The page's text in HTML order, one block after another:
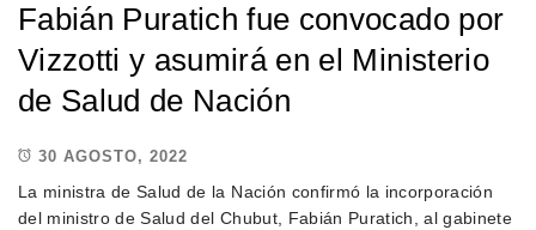
Fabián Puratich fue convocado por
Vizzotti y asumirá en el Ministerio
de Salud de Nación
30 AGOSTO, 2022
La ministra de Salud de la Nación confirmó la incorporación
del ministro de Salud del Chubut, Fabián Puratich, al gabinete